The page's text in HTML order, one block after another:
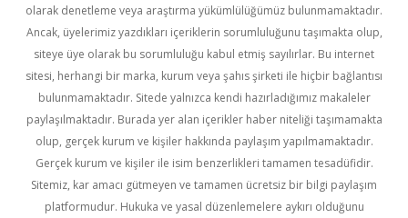
olarak denetleme veya araştırma yükümlülüğümüz bulunmamaktadır.
Ancak, üyelerimiz yazdıkları içeriklerin sorumluluğunu taşımakta olup,
siteye üye olarak bu sorumluluğu kabul etmiş sayılırlar. Bu internet
sitesi, herhangi bir marka, kurum veya şahıs şirketi ile hiçbir bağlantısı
bulunmamaktadır. Sitede yalnızca kendi hazırladığımız makaleler
paylaşılmaktadır. Burada yer alan içerikler haber niteliği taşımamakta
olup, gerçek kurum ve kişiler hakkında paylaşım yapılmamaktadır.
Gerçek kurum ve kişiler ile isim benzerlikleri tamamen tesadüfidir.
Sitemiz, kar amacı gütmeyen ve tamamen ücretsiz bir bilgi paylaşım
platformudur. Hukuka ve yasal düzenlemelere aykırı olduğunu